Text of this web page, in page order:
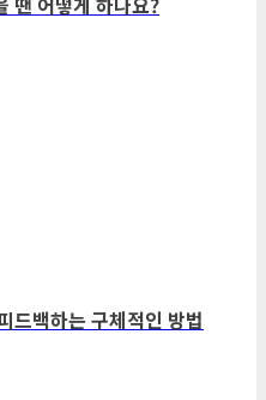
드백하는 구체적인 방법